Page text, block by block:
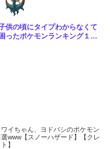
供の頃にタイプわからなくて
困ったポケモンランキング１位
ワイちゃん、ヨドバシのポケモン
www【スノーハザード】【クレ
】